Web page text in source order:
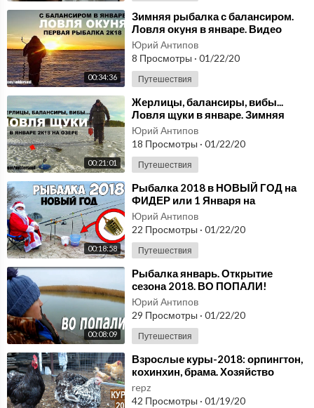
00:34:36
⁣Зимняя рыбалка с балансиром.
Ловля окуня в январе. Видео
отчёт от 5 января 2018.
Юрий Антипов
8 Просмотры · 01/22/20
Путешествия
00:21:01
⁣Жерлицы, балансиры, вибы...
Ловля щуки в январе. Зимняя
рыбалка 2018.
Юрий Антипов
18 Просмотры · 01/22/20
Путешествия
00:18:58
⁣Рыбалка 2018 в НОВЫЙ ГОД на
ФИДЕР или 1 Января на
водохранилище
Юрий Антипов
22 Просмотры · 01/22/20
Путешествия
00:08:09
⁣Рыбалка январь. Открытие
сезона 2018. ВО ПОПАЛИ!
Юрий Антипов
29 Просмотры · 01/22/20
Путешествия
⁣Взрослые куры-2018: орпингтон,
кохинхин, брама. Хозяйство
Гуковские куры
repz
42 Просмотры · 01/19/20